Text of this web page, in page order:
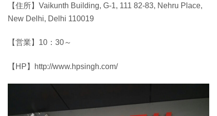
【住所】Vaikunth Building, G-1, 111 82-83, Nehru Place,
New Delhi, Delhi 110019
【営業】10：30～
【HP】http://www.hpsingh.com/